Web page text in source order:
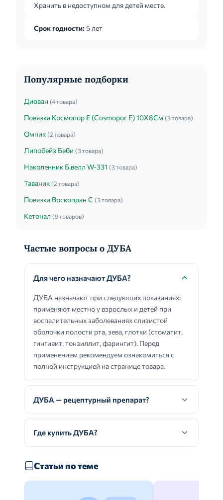
взбалтывают.
Хранить в недоступном для детей месте.
Срок годности: 5 лет
Популярные подборки
Диован (4 товара)
Повязка Космопор Е (Cosmopor E) 10Х8См (3 товара)
Омник (2 товара)
Липобейз Беби (3 товара)
Наколенник Б.велл W-331 (3 товара)
Таваник (2 товара)
Повязка Воскопран С (3 товара)
Кетонал (9 товаров)
Частые вопросы о ДУБА
Для чего назначают ДУБА?
ДУБА назначают при следующих показаниях:
применяют местно у взрослых и детей при
воспалительных заболеваниях слизистой
оболочки полости рта, зева, глотки (стоматит,
гингивит, тонзиллит, фарингит). Перед
применением рекомендуем ознакомиться с
полной инструкцией на странице товара.
ДУБА — рецептурный препарат?
Где купить ДУБА?
Статьи по теме